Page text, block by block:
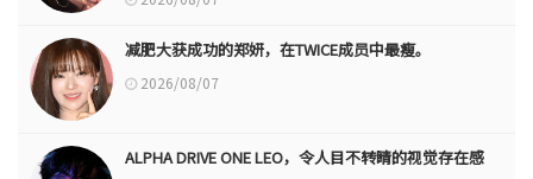
减肥大获成功的郑妍，在TWICE成员中最瘦。
2026/08/07
ALPHA DRIVE ONE LEO，令人目不转睛的视觉存在感